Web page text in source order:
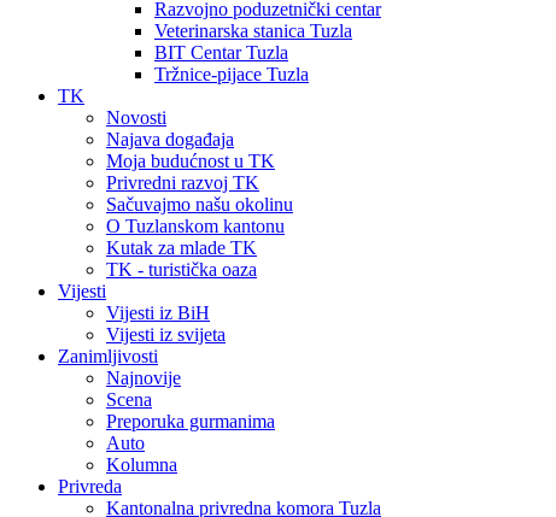
Razvojno poduzetnički centar
Veterinarska stanica Tuzla
BIT Centar Tuzla
Tržnice-pijace Tuzla
TK
Novosti
Najava događaja
Moja budućnost u TK
Privredni razvoj TK
Sačuvajmo našu okolinu
O Tuzlanskom kantonu
Kutak za mlade TK
TK - turistička oaza
Vijesti
Vijesti iz BiH
Vijesti iz svijeta
Zanimljivosti
Najnovije
Scena
Preporuka gurmanima
Auto
Kolumna
Privreda
Kantonalna privredna komora Tuzla